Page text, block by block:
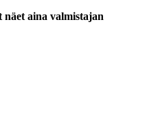
aina valmistajan